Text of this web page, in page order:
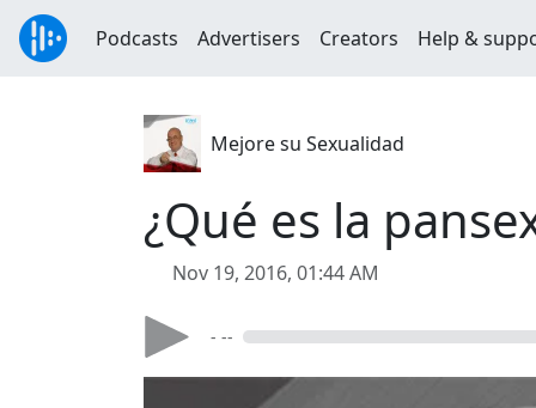
Podcasts Advertisers Creators Help &
Mejore su Sexualidad
¿Qué es la
Nov 19, 2016, 01:44 AM
- --